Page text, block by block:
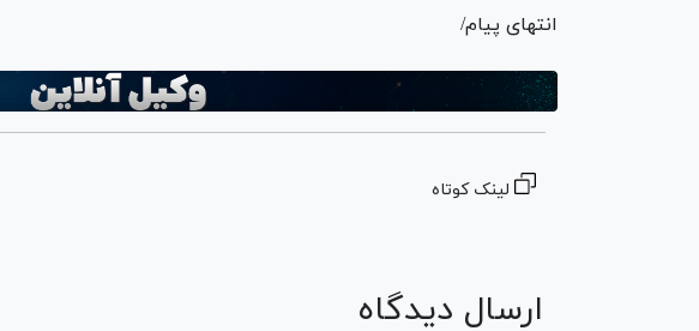
انتهای پیام/
لینک کوتاه
ارسال دیدگاه